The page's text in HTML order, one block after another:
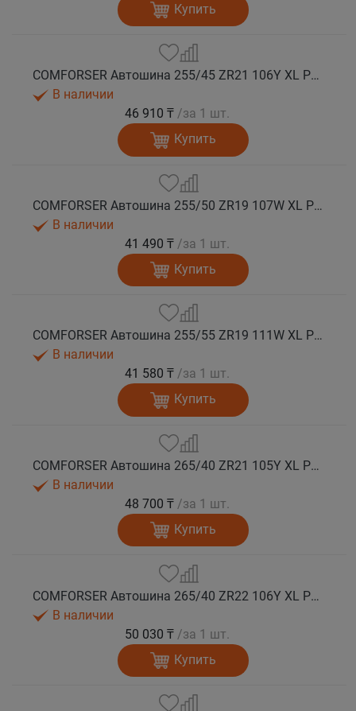
Купить
COMFORSER Автошина 255/45 ZR21 106Y XL PURESPEED лето
В наличии
46 910 ₸ /за 1 шт.
Купить
COMFORSER Автошина 255/50 ZR19 107W XL PURESPEED лето
В наличии
41 490 ₸ /за 1 шт.
Купить
COMFORSER Автошина 255/55 ZR19 111W XL PURESPEED лето
В наличии
41 580 ₸ /за 1 шт.
Купить
COMFORSER Автошина 265/40 ZR21 105Y XL PURESPEED лето
В наличии
48 700 ₸ /за 1 шт.
Купить
COMFORSER Автошина 265/40 ZR22 106Y XL PURESPEED лето
В наличии
50 030 ₸ /за 1 шт.
Купить